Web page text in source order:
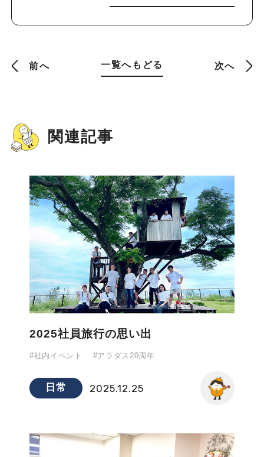
前へ 一覧へもどる 次へ
関連記事
2025社員旅行の思い出
#社内イベント #アラダス20周年
日常 2025.12.25